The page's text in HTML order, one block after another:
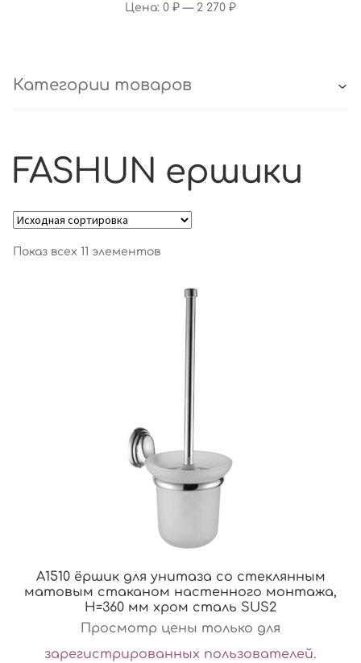
Цена: 0 ₽ — 2 270 ₽
Категории товаров
FASHUN ершики
Показ всех 11 элементов
A1510 ёршик для унитаза со стеклянным
матовым стаканом настенного монтажа,
H=360 мм хром сталь SUS2
Просмотр цены только для
зарегистрированных пользователей.